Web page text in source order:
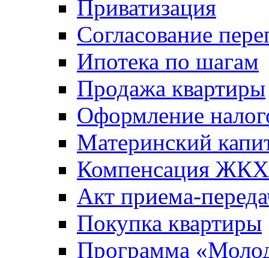
Приватизация
Согласование
Ипотека по шагам
Продажа квартиры
Оформление
Материнский
Компенсация ЖКХ
Акт приема-
Покупка квартиры
Программа